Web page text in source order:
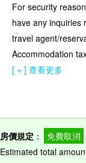
For security
have any inquiries
travel agent/
Accommodation
[ + ] 查看更多
房價規定 ： 免費取消
Estimated total